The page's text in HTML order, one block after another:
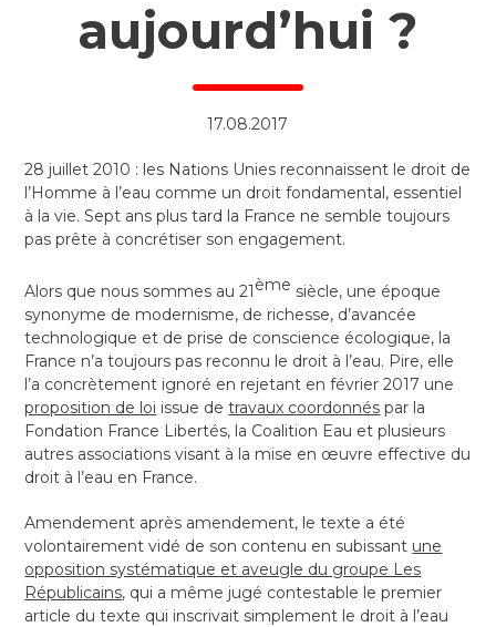
aujourd’hui ?
17.08.2017
28 juillet 2010 : les Nations Unies reconnaissent le droit de
l’Homme à l’eau comme un droit fondamental, essentiel
à la vie. Sept ans plus tard la France ne semble toujours
pas prête à concrétiser son engagement.
Alors que nous sommes au 21ème siècle, une époque
synonyme de modernisme, de richesse, d’avancée
technologique et de prise de conscience écologique, la
France n’a toujours pas reconnu le droit à l’eau. Pire, elle
l’a concrètement ignoré en rejetant en février 2017 une
proposition de loi issue detravaux coordonnés par la
Fondation France Libertés, la Coalition Eau et plusieurs
autres associations visant à la mise en œuvre effective du
droit à l’eau en France.
Amendement après amendement, le texte a été
volontairement vidé de son contenu en subissant une
opposition systématique et aveugle du groupe Les
Républicains, qui a même jugé contestable le premier
article du texte qui inscrivait simplement le droit à l’eau